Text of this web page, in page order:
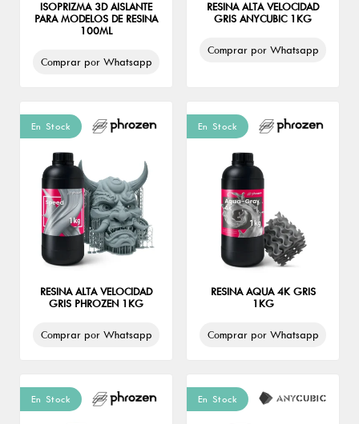
Esun
ISOPRIZMA 3D AISLANTE
PARA MODELOS DE RESINA
100ML
Comprar por Whatsapp
RESINA ALTA VELOCIDAD
GRIS ANYCUBIC 1KG
Comprar por Whatsapp
En Stock
RESINA ALTA VELOCIDAD
GRIS PHROZEN 1KG
Comprar por Whatsapp
En Stock
RESINA AQUA 4K GRIS
1KG
Comprar por Whatsapp
En Stock En Stock